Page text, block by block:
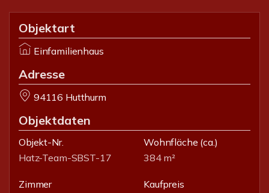
Objektart
Einfamilienhaus
Adresse
94116 Hutthurm
Objektdaten
Objekt-Nr.
Hatz-Team-SBST-17
Wohnfläche (ca.)
384 m²
Zimmer
Kaufpreis